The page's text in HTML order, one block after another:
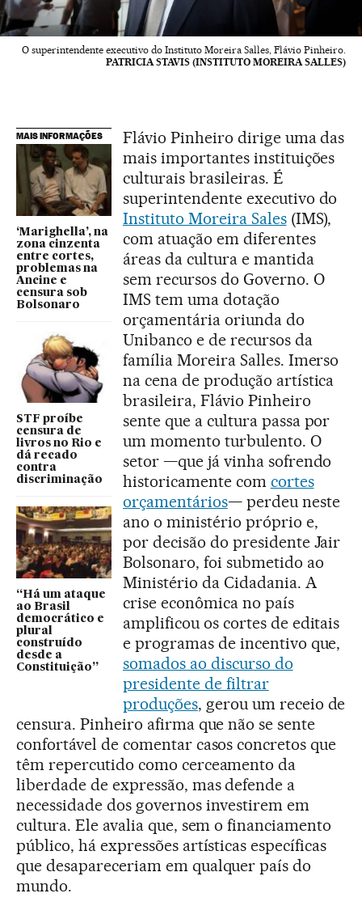
O superintendente executivo do Instituto Moreira Salles, Flávio Pinheiro.
PATRICIA STAVIS (INSTITUTO MOREIRA SALLES)
MAIS INFORMAÇÕES
‘Marighella’, na
zona cinzenta
entre cortes,
problemas na
Ancine e
censura sob
Bolsonaro
STF proíbe
censura de
livros no Rio e
dá recado
contra
discriminação
“Há um ataque
ao Brasil
democrático e
plural
construído
desde a
Constituição”
Flávio Pinheiro dirige uma das
mais importantes instituições
culturais brasileiras. É
superintendente executivo do
Instituto Moreira Sales(IMS),
com atuação em diferentes
áreas da cultura e mantida
sem recursos do Governo. O
IMS tem uma dotação
orçamentária oriunda do
Unibanco e de recursos da
família Moreira Salles. Imerso
na cena de produção artística
brasileira, Flávio Pinheiro
sente que a cultura passa por
um momento turbulento. O
setor —que já vinha sofrendo
historicamente com cortes
orçamentários— perdeu neste
ano o ministério próprio e,
por decisão do presidente Jair
Bolsonaro, foi submetido ao
Ministério da Cidadania. A
crise econômica no país
amplificou os cortes de editais
e programas de incentivo que,
somados ao discurso do
presidente de filtrar
produções, gerou um receio de
censura. Pinheiro afirma que não se sente
confortável de comentar casos concretos que
têm repercutido como cerceamento da
liberdade de expressão, mas defende a
necessidade dos governos investirem em
cultura. Ele avalia que, sem o financiamento
público, há expressões artísticas específicas
que desapareceriam em qualquer país do
mundo.